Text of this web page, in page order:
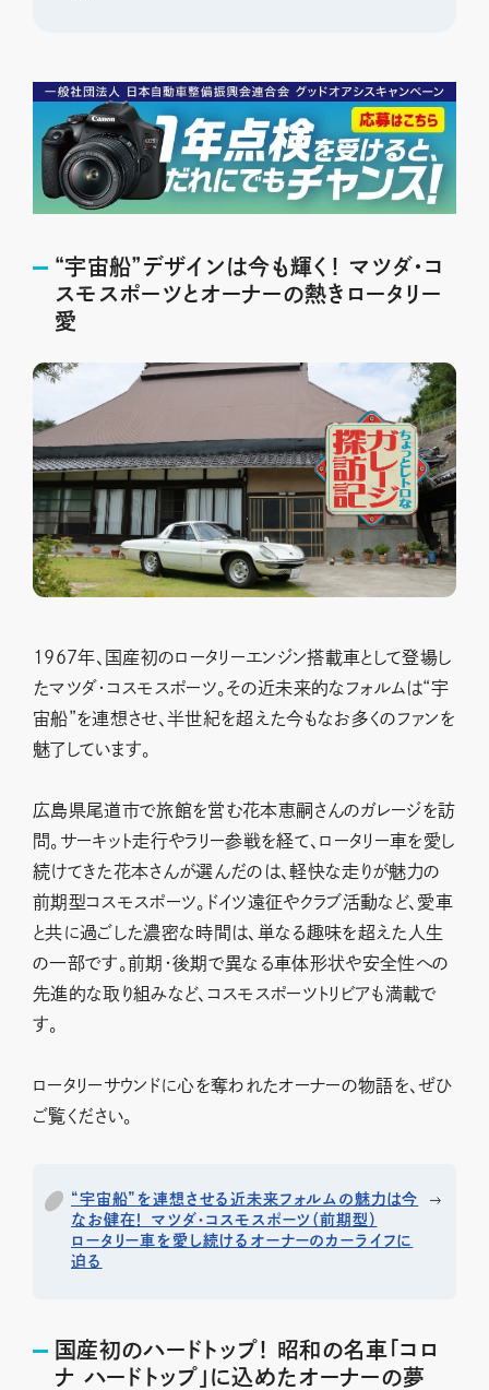
“宇宙船”デザインは今も輝く！ マツダ・コ
スモスポーツとオーナーの熱きロータリー
愛
1967年、国産初のロータリーエンジン搭載車として登場し
たマツダ・コスモスポーツ。その近未来的なフォルムは“宇
宙船”を連想させ、半世紀を超えた今もなお多くのファンを
魅了しています。
広島県尾道市で旅館を営む花本恵嗣さんのガレージを訪
問。サーキット走行やラリー参戦を経て、ロータリー車を愛し
続けてきた花本さんが選んだのは、軽快な走りが魅力の
前期型コスモスポーツ。ドイツ遠征やクラブ活動など、愛車
と共に過ごした濃密な時間は、単なる趣味を超えた人生
の一部です。前期・後期で異なる車体形状や安全性への
先進的な取り組みなど、コスモスポーツトリビアも満載で
す。
ロータリーサウンドに心を奪われたオーナーの物語を、ぜひ
ご覧ください。
“宇宙船”を連想させる近未来フォルムの魅力は今
なお健在！ マツダ・コスモスポーツ（前期型）
ロータリー車を愛し続けるオーナーのカーライフに
迫る
国産初のハードトップ！ 昭和の名車「コロ
ナ ハードトップ」に込めたオーナーの夢